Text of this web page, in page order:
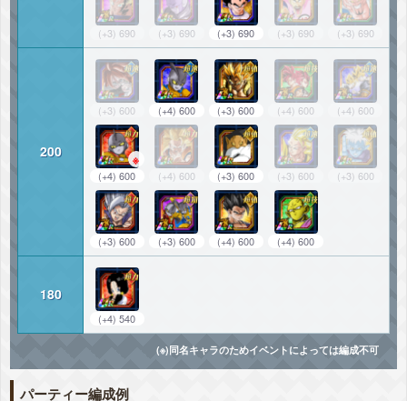
(+3) 690 (+3) 690 (+3) 690 (+3) 690 (+3) 690
200
(+3) 600 (+4) 600 (+3) 600 (+4) 600 (+4) 600
(+4) 600
※
(+4) 600 (+3) 600 (+3) 600 (+3) 600
(+3) 600 (+3) 600 (+4) 600 (+4) 600
180
(+4) 540
(※)同名キャラのためイベントによっては編成不可
パーティー編成例